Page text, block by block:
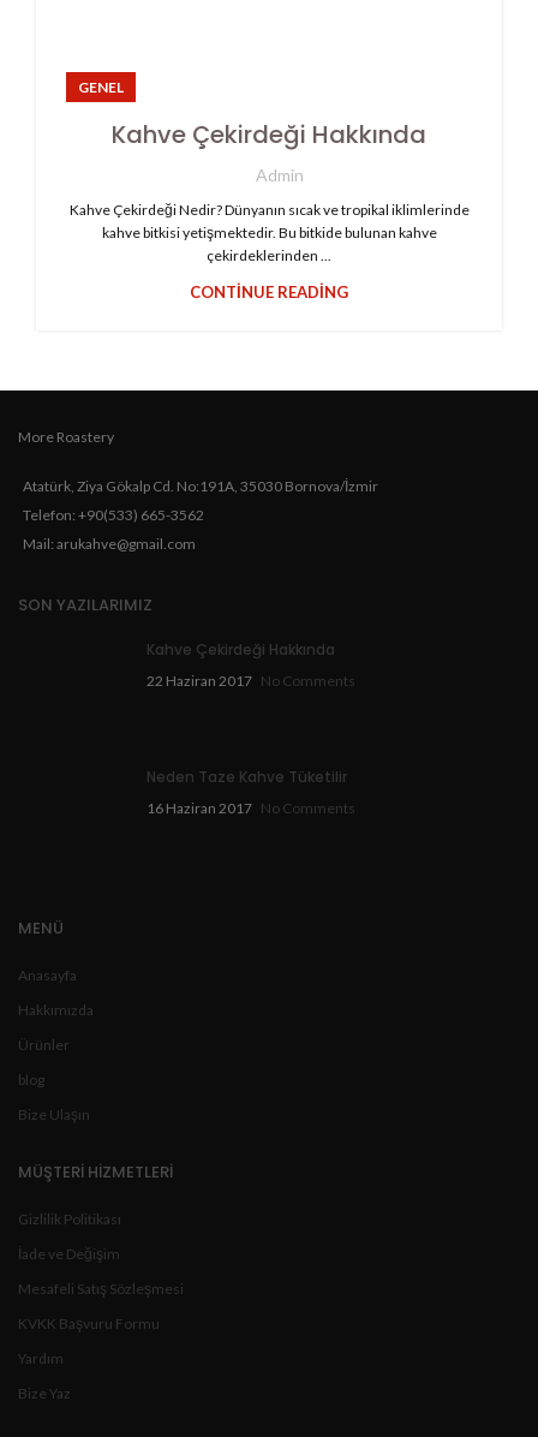
GENEL
Kahve Çekirdeği Hakkında
Admin
Kahve Çekirdeği Nedir? Dünyanın sıcak ve tropikal iklimlerinde
kahve bitkisi yetişmektedir. Bu bitkide bulunan kahve
çekirdeklerinden ...
CONTINUE READING
More Roastery
Atatürk, Ziya Gökalp Cd. No:191A, 35030 Bornova/İzmir
Telefon: +90(533) 665-3562
Mail: arukahve@gmail.com
SON YAZILARIMIZ
Kahve Çekirdeği Hakkında
22 Haziran 2017 No Comments
Neden Taze Kahve Tüketilir
16 Haziran 2017 No Comments
MENÜ
Anasayfa
Hakkımızda
Ürünler
blog
Bize Ulaşın
MÜŞTERİ HİZMETLERİ
Gizlilik Politikası
İade ve Değişim
Mesafeli Satış Sözleşmesi
KVKK Başvuru Formu
Yardım
Bize Yaz